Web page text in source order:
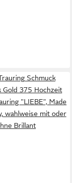
Schmuck
Gold 375 Hochzeit
"LIEBE", Made
wahlweise mit oder
Brillant